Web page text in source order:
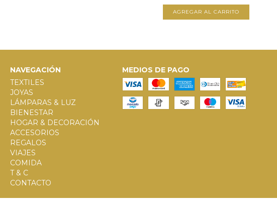
NAVEGACIÓN
TEXTILES
JOYAS
LÁMPARAS & LUZ
BIENESTAR
HOGAR & DECORACIÓN
ACCESORIOS
REGALOS
VIAJES
COMIDA
T & C
CONTACTO
MEDIOS DE PAGO